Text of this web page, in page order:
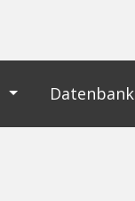
Datenbank